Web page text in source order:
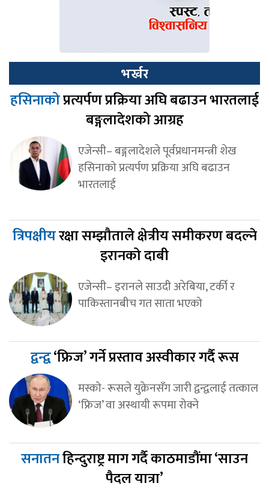
भर्खर
हसिनाकोप्रत्यर्पण प्रक्रिया अघि बढाउन भारतलाई
बङ्गलादेशको आग्रह
एजेन्सी– बङ्गलादेशले पूर्वप्रधानमन्त्री शेख
हसिनाको प्रत्यर्पण प्रक्रिया अघि बढाउन
भारतलाई
त्रिपक्षीयरक्षा सम्झौताले क्षेत्रीय समीकरण बदल्ने
इरानको दाबी
एजेन्सी– इरानले साउदी अरेबिया, टर्की र
पाकिस्तानबीच गत साता भएको
द्वन्द्व‘फ्रिज’ गर्ने प्रस्ताव अस्वीकार गर्दै रूस
मस्को- रूसले युक्रेनसँग जारी द्वन्द्वलाई तत्काल
‘फ्रिज’ वा अस्थायी रूपमा रोक्ने
सनातनहिन्दुराष्ट्र माग गर्दै काठमाडौंमा ‘साउन
पैदल यात्रा’